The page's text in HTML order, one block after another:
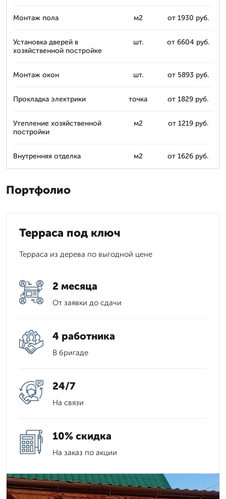
Монтаж пола м2 от 1930 руб.
Установка дверей в
хозяйственной постройке
шт. от 6604 руб.
Монтаж окон шт. от 5893 руб.
Прокладка электрики точка от 1829 руб.
Утепление хозяйственной
постройки
м2 от 1219 руб.
Внутренняя отделка м2 от 1626 руб.
Портфолио
Терраса под ключ
Терраса из дерева по выгодной цене
2 месяца
От заявки до сдачи
4 работника
В бригаде
24/7
На связи
10% скидка
На заказ по акции